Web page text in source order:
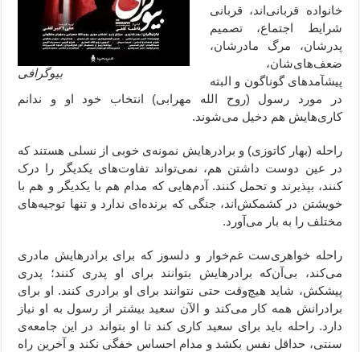
بیوگرافی
خانواده قربانی‌اند، قربانی
شرایط اجتماع، تصمیم
پدرشان، مرگ مادرشان،
ضعف‌های‌شان،
پیشآمدهای گوناگون و البته
در مورد رسول (روح الله مهرابی) انتخاب خود او و ندانم
کاری‌هایش هم دخیل می‌شوند.
راحله (بهار کاتوزی) و برادرهایش نمونه‌ی خوبی از نسلی هستند که
در عین دوست داشتن هم، نمی‌تواند تفاوت‌های یکدیگر را درک
کنند، بپذیرند و تحمل کنند. آدم‌هایی که مدام هم با یکدیگر و هم با
خویشتن در کشمکش‌اند، جنگی که برنده‌ای ندارد و تنها توجیه‌های
مختلف را به بار می‌آورد.
راحله خواهری‌ست غم‌خوار و دلسوز که برای برادرهایش مادری
می‌کند، بی‌آن‌که برادرهایش بتوانند برای او پدری کنند؛ پدری
پیشکش، شاید هیچ‌وقت حتی نتوانند برای او برادری کنند. او برای
برادرانش همه کار می‌کند و الآن سعید بیشتر از رسول به او نیاز
دارد. راحله باید برای سعید کاری کند تا او بتواند در این جامعه‌ی
سنتی، حداقل نفس بکشد و مدام احساس خفگی نکند و آخرین راه